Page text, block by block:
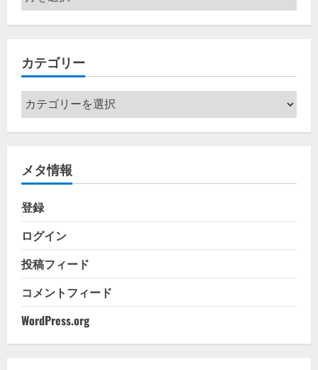
ー
カ
ブ
カテゴリー
カ
テ
ゴ
ー
メタ情報
登録
ログイン
投稿フィード
コメントフィード
WordPress.org